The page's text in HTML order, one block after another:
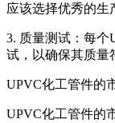
应该选择优秀的生
3. 质量测试：每个
试，以确保其质量
UPVC化工管件的
UPVC化工管件的